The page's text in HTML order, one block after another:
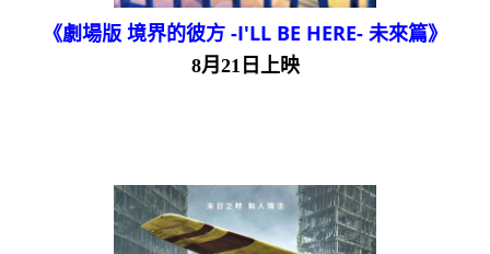
《劇場版 境界的彼方 -I'LL BE HERE- 未來篇》
8月21日上映